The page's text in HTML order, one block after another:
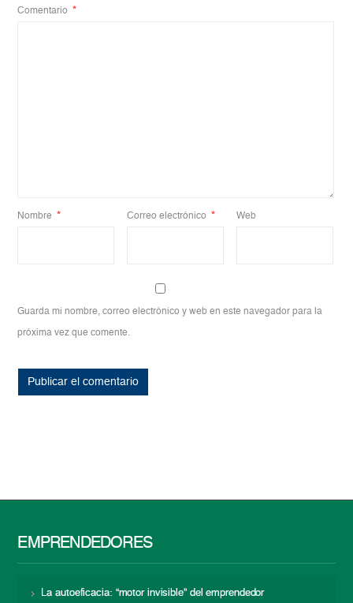
Comentario *
Nombre * Correo electrónico * Web
Guarda mi nombre, correo electrónico y web en este navegador para la
próxima vez que comente.
EMPRENDEDORES
La autoeficacia: “motor invisible” del emprendedor